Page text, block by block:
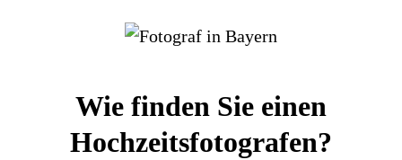
Wie finden Sie einen
Hochzeitsfotografen?